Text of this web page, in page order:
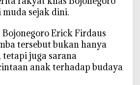
D
i
u
k
a
,
muda sejak dini.
Erick Firdaus
tersebut bukan hanya
tetapi juga sarana
anak terhadap budaya